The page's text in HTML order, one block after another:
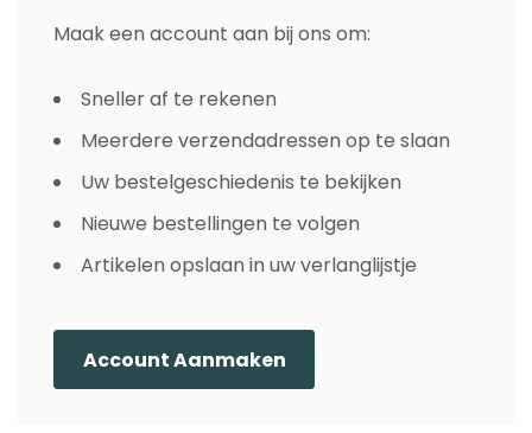
Maak een account aan bij ons om:
Sneller af te rekenen
Meerdere verzendadressen op te slaan
Uw bestelgeschiedenis te bekijken
Nieuwe bestellingen te volgen
Artikelen opslaan in uw verlanglijstje
Account Aanmaken